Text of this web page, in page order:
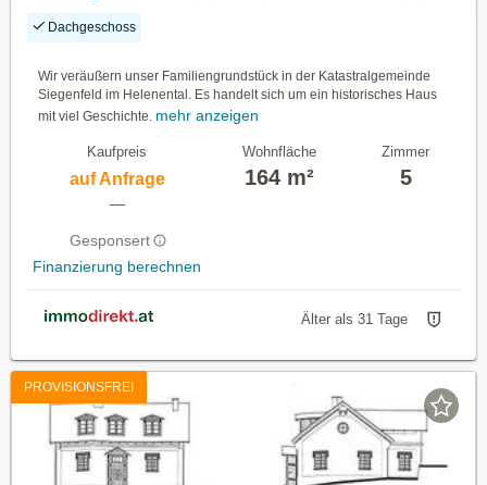
Dachgeschoss
Wir veräußern unser Familiengrundstück in der Katastralgemeinde
Siegenfeld im Helenental. Es handelt sich um ein historisches Haus
mit viel Geschichte. mehr anzeigen
Kaufpreis
auf Anfrage
—
Gesponsert
Finanzierung berechnen
Wohnfläche
164 m²
Zimmer
5
Älter als 31 Tage
PROVISIONSFREI